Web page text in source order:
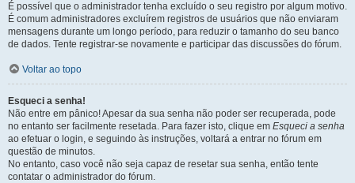
É possível que o administrador tenha excluído o seu registro por algum motivo.
É comum administradores excluírem registros de usuários que não enviaram
mensagens durante um longo período, para reduzir o tamanho do seu banco
de dados. Tente registrar-se novamente e participar das discussões do fórum.
Voltar ao topo
Esqueci a senha!
Não entre em pânico! Apesar da sua senha não poder ser recuperada, pode
no entanto ser facilmente resetada. Para fazer isto, clique em Esqueci a senha
ao efetuar o login, e seguindo às instruções, voltará a entrar no fórum em
questão de minutos.
No entanto, caso você não seja capaz de resetar sua senha, então tente
contatar o administrador do fórum.